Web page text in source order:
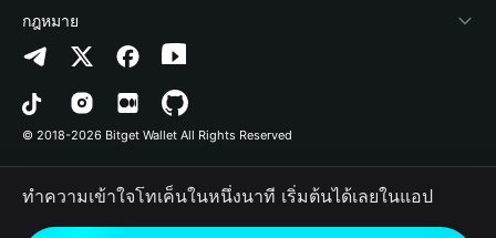
ติดต่อเรา
ทรัพยากรข้อมูลของแบรนด์
อาชีพ
Altcoin Season Index
Prediction Markets
DApp
RWA
ลิสต์โปรเจกต์
การตรวจจับการอนุญาต
การตรวจจับสัญญา
การโอนเป็นชุด
Arbitrum
Avalanche
Bitcoin
Polygon
กฎหมาย
นโยบายความเป็นส่วนตัว
ข้อตกลงในการใช้บริการ
© 2018-2026 Bitget Wallet All Rights Reserved
ทำความเข้าใจโทเค็นในหนึ่งนาที เริ่มต้นได้เลยในแอป